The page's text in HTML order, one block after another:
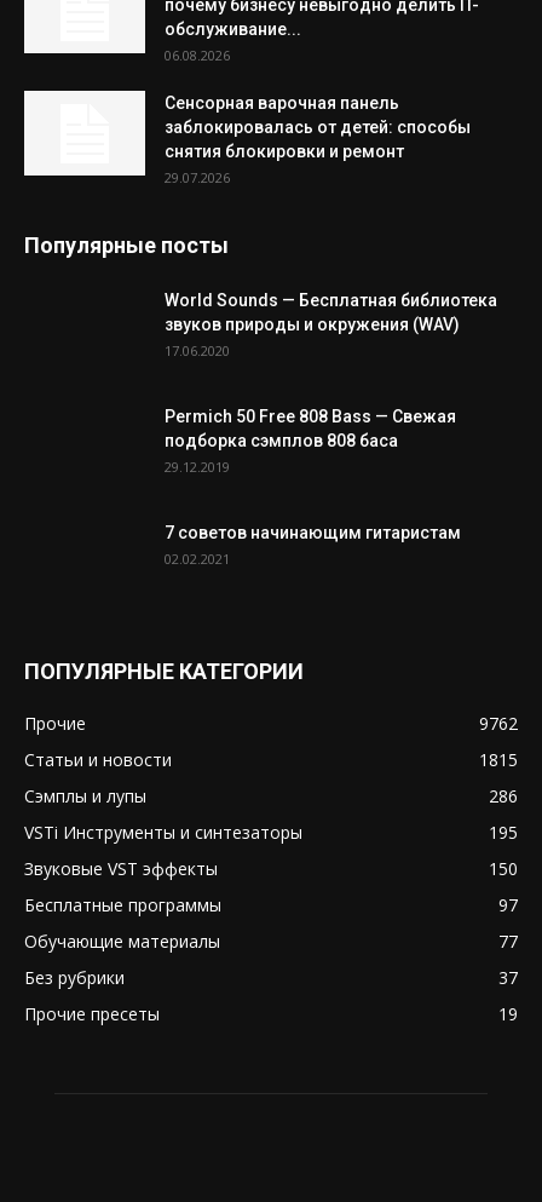
почему бизнесу невыгодно делить IT-
обслуживание...
06.08.2026
Сенсорная варочная панель
заблокировалась от детей: способы
снятия блокировки и ремонт
29.07.2026
Популярные посты
World Sounds — Бесплатная библиотека
звуков природы и окружения (WAV)
17.06.2020
Permich 50 Free 808 Bass — Свежая
подборка сэмплов 808 баса
29.12.2019
7 советов начинающим гитаристам
02.02.2021
ПОПУЛЯРНЫЕ КАТЕГОРИИ
Прочие
9762
Статьи и новости
1815
Сэмплы и лупы
286
VSTi Инструменты и синтезаторы
195
Звуковые VST эффекты
150
Бесплатные программы
97
Обучающие материалы
77
Без рубрики
37
Прочие пресеты
19